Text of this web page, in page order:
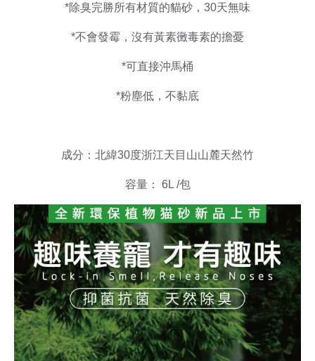
*除臭完勝所有材質的貓砂，30天無味
*不會發霉，沒有黃素黴毒素的擔憂
*可直接沖馬桶
*粉塵低，不黏底
成分：北緯30度浙江天目山山麓天然竹
容量： 6L /包